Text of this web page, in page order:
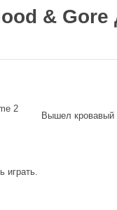
& Gore
Вышел кровавый
играть.